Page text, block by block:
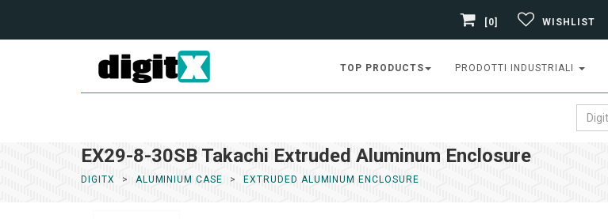
[0] WISHLIST
TOP PRODUCTS PRODOTTI INDUSTRIALI
EX29-8-30SB Takachi Extruded Aluminum Enclosure
DIGITX ALUMINIUM CASE EXTRUDED ALUMINUM ENCLOSURE